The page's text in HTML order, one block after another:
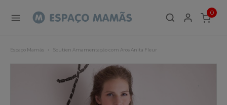
0
ITEMS
Espaço Mamãs Soutien Amamentação com Aros Anita Fleur